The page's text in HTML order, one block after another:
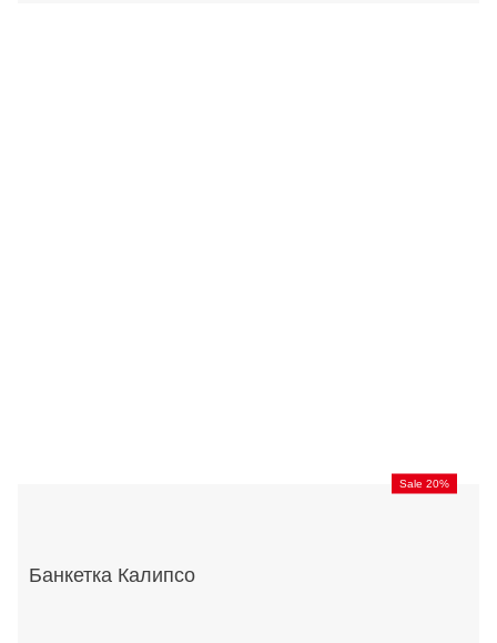
Sale 20%
Банкетка Калипсо